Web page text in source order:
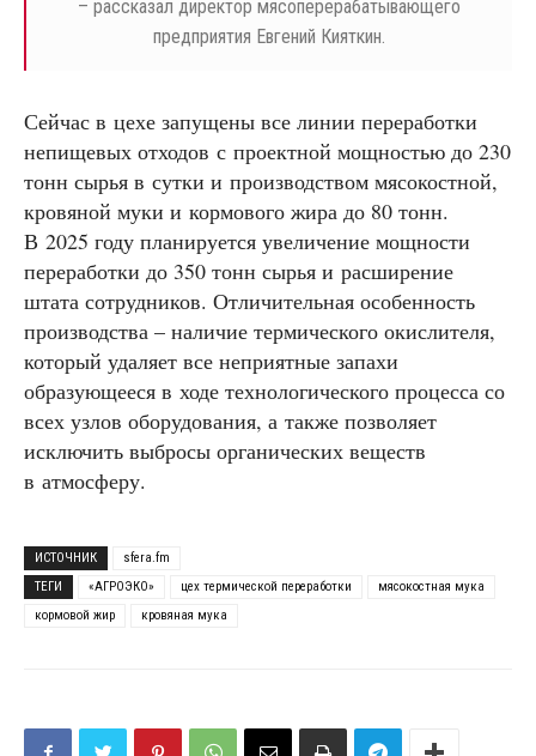
– рассказал директор мясоперерабатывающего
предприятия Евгений Кияткин.
Сейчас в цехе запущены все линии переработки
непищевых отходов с проектной мощностью до 230
тонн сырья в сутки и производством мясокостной,
кровяной муки и кормового жира до 80 тонн.
В 2025 году планируется увеличение мощности
переработки до 350 тонн сырья и расширение
штата сотрудников. Отличительная особенность
производства – наличие термического окислителя,
который удаляет все неприятные запахи
образующееся в ходе технологического процесса со
всех узлов оборудования, а также позволяет
исключить выбросы органических веществ
в атмосферу.
ИСТОЧНИК
sfera.fm
ТЕГИ
«АГРОЭКО» цех термической переработки
мясокостная мука
кормовой жир
кровяная мука